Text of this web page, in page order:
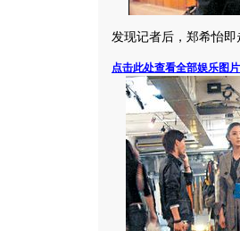
发现记者后，郑希怡
点击此处查看全部娱乐图片